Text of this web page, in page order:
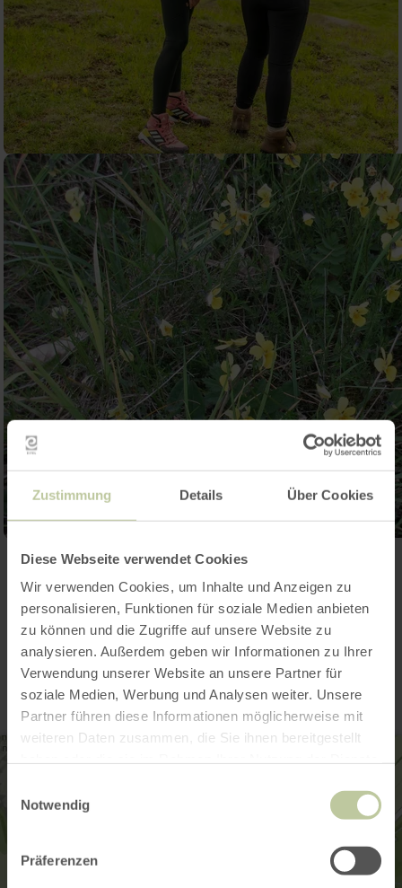
Zustimmung Details Über Cookies
Diese Webseite verwendet Cookies
Wir verwenden Cookies, um Inhalte und Anzeigen zu
personalisieren, Funktionen für soziale Medien anbieten
zu können und die Zugriffe auf unsere Website zu
analysieren. Außerdem geben wir Informationen zu Ihrer
Verwendung unserer Website an unsere Partner für
soziale Medien, Werbung und Analysen weiter. Unsere
Partner führen diese Informationen möglicherweise mit
weiteren Daten zusammen, die Sie ihnen bereitgestellt
Notwendig
Präferenzen
Ouvrir la galerie
Contact